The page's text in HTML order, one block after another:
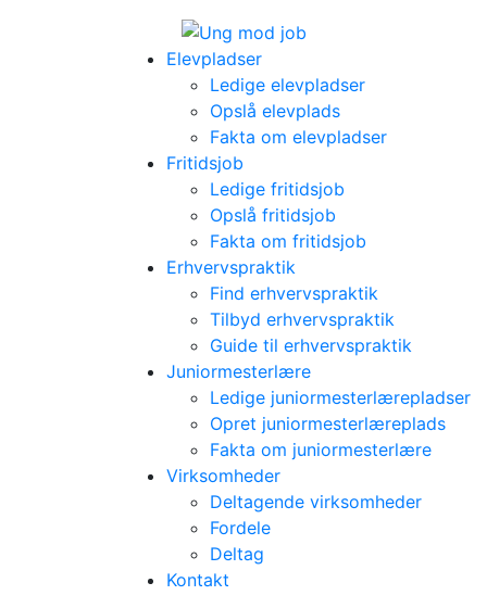
Elevpladser
Ledige elevpladser
Opslå elevplads
Fakta om elevpladser
Fritidsjob
Ledige fritidsjob
Opslå fritidsjob
Fakta om fritidsjob
Erhvervspraktik
Find erhvervspraktik
Tilbyd erhvervspraktik
Guide til erhvervspraktik
Juniormesterlære
Ledige juniormesterlærepladser
Opret juniormesterlæreplads
Fakta om juniormesterlære
Virksomheder
Deltagende virksomheder
Fordele
Deltag
Kontakt